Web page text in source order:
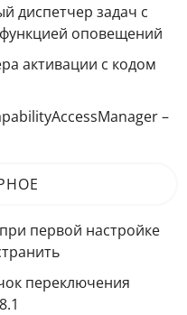
диспетчер задач с
оповещений
активации с кодом
–
первой настройке
переключения